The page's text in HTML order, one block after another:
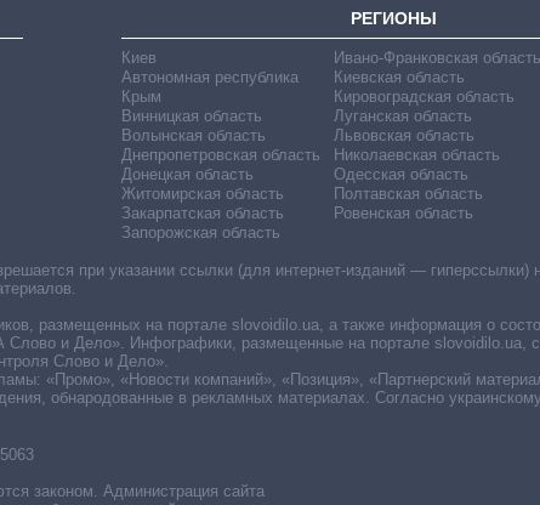
РЕГИОНЫ
Киев
Автономная республика
Крым
Винницкая область
Волынская область
Днепропетровская область
Донецкая область
Житомирская область
Закарпатская область
Запорожская область
Ивано-Франковская область
Киевская область
Кировоградская область
Луганская область
Львовская область
Николаевская область
Одесская область
Полтавская область
Ровенская область
законом. Администрация сайта
при указании ссылки (для интернет-изданий — гиперссылки)
размещенных на портале slovoidilo.ua, а также информация о
и Дело». Инфографики, размещенные на портале slovoidilo.ua,
Слово и Дело».
«Промо», «Новости компаний», «Позиция», «Партнерский
обнародованные в рекламных материалах. Согласно